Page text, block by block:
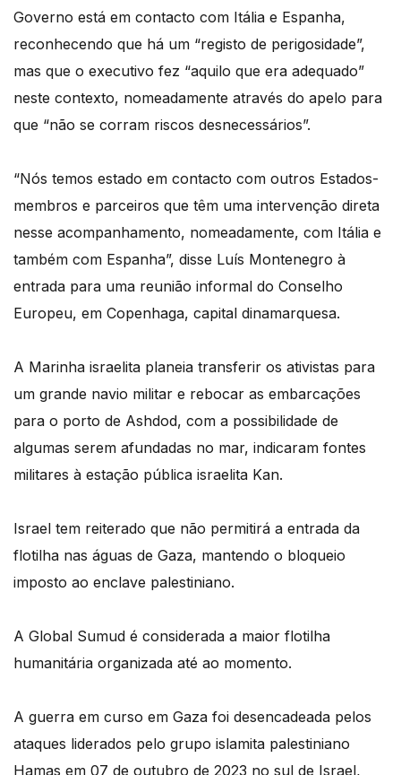
Governo está em contacto com Itália e Espanha,
reconhecendo que há um “registo de perigosidade”,
mas que o executivo fez “aquilo que era adequado”
neste contexto, nomeadamente através do apelo para
que “não se corram riscos desnecessários”.
“Nós temos estado em contacto com outros Estados-
membros e parceiros que têm uma intervenção direta
nesse acompanhamento, nomeadamente, com Itália e
também com Espanha”, disse Luís Montenegro à
entrada para uma reunião informal do Conselho
Europeu, em Copenhaga, capital dinamarquesa.
A Marinha israelita planeia transferir os ativistas para
um grande navio militar e rebocar as embarcações
para o porto de Ashdod, com a possibilidade de
algumas serem afundadas no mar, indicaram fontes
militares à estação pública israelita Kan.
Israel tem reiterado que não permitirá a entrada da
flotilha nas águas de Gaza, mantendo o bloqueio
imposto ao enclave palestiniano.
A Global Sumud é considerada a maior flotilha
humanitária organizada até ao momento.
A guerra em curso em Gaza foi desencadeada pelos
ataques liderados pelo grupo islamita palestiniano
Hamas em 07 de outubro de 2023 no sul de Israel,